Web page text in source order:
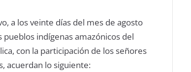
a los veinte días del mes de agosto
indígenas amazónicos del
con la participación de los señores
acuerdan lo siguiente: